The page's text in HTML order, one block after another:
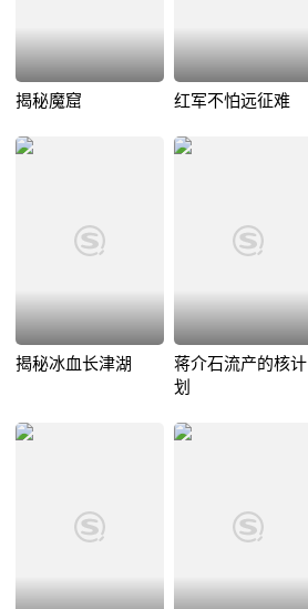
揭秘魔窟 红军不怕远征难
揭秘冰血长津湖
蒋介石流产的核计
划